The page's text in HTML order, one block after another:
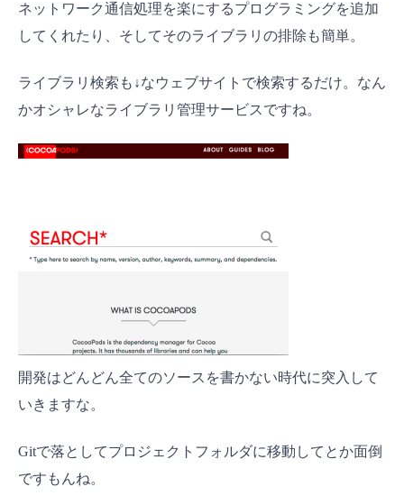
ネットワーク通信処理を楽にするプログラミングを追加
してくれたり、そしてそのライブラリの排除も簡単。
ライブラリ検索も↓なウェブサイトで検索するだけ。なん
かオシャレなライブラリ管理サービスですね。
開発はどんどん全てのソースを書かない時代に突入して
いきますな。
Gitで落としてプロジェクトフォルダに移動してとか面倒
ですもんね。